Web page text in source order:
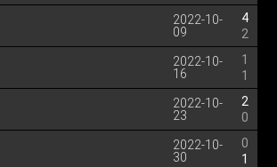
2022-10-
09
4
2
2022-10-
16
1
1
2022-10-
23
2
0
2022-10-
30
0
1